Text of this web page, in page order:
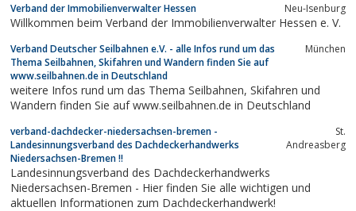
Verband der Immobilienverwalter Hessen Neu-Isenburg
Willkommen beim Verband der Immobilienverwalter Hessen e. V.
Verband Deutscher Seilbahnen e.V. - alle Infos rund um das
Thema Seilbahnen, Skifahren und Wandern finden Sie auf
www.seilbahnen.de in Deutschland
München
weitere Infos rund um das Thema Seilbahnen, Skifahren und
Wandern finden Sie auf www.seilbahnen.de in Deutschland
verband-dachdecker-niedersachsen-bremen -
Landesinnungsverband des Dachdeckerhandwerks
Niedersachsen-Bremen !!
St.
Andreasberg
Landesinnungsverband des Dachdeckerhandwerks
Niedersachsen-Bremen - Hier finden Sie alle wichtigen und
aktuellen Informationen zum Dachdeckerhandwerk!